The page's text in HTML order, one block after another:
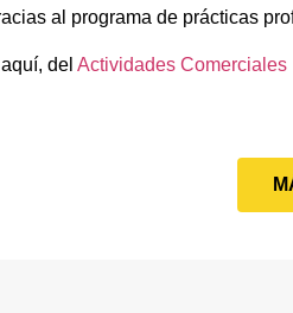
al programa de prácticas
del Actividades Comerciales